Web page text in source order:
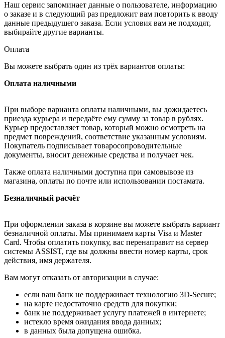
Наш сервис запоминает данные о пользователе, информацию
о заказе и в следующий раз предложит вам повторить к вводу
данные предыдущего заказа. Если условия вам не подходят,
выбирайте другие варианты.
Оплата
Вы можете выбрать один из трёх вариантов оплаты:
Оплата наличными
При выборе варианта оплаты наличными, вы дожидаетесь
приезда курьера и передаёте ему сумму за товар в рублях.
Курьер предоставляет товар, который можно осмотреть на
предмет повреждений, соответствие указанным условиям.
Покупатель подписывает товаросопроводительные
документы, вносит денежные средства и получает чек.
Также оплата наличными доступна при самовывозе из
магазина, оплаты по почте или использовании постамата.
Безналичный расчёт
При оформлении заказа в корзине вы можете выбрать вариант
безналичной оплаты. Мы принимаем карты Visa и Master
Card. Чтобы оплатить покупку, вас перенаправит на сервер
системы ASSIST, где вы должны ввести номер карты, срок
действия, имя держателя.
Вам могут отказать от авторизации в случае:
если ваш банк не поддерживает технологию 3D-Secure;
на карте недостаточно средств для покупки;
банк не поддерживает услугу платежей в интернете;
истекло время ожидания ввода данных;
в данных была допущена ошибка.